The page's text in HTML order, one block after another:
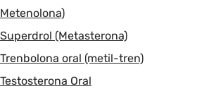
Metenolona)
Superdrol (Metasterona)
Trenbolona oral (metil-tren)
Testosterona Oral